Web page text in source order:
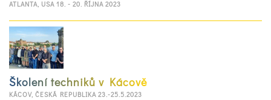
ATLANTA, USA 18. - 20. ŘÍJNA 2023
Školení techniků v Kácově
KÁCOV, ČESKÁ REPUBLIKA 23.-25.5.2023